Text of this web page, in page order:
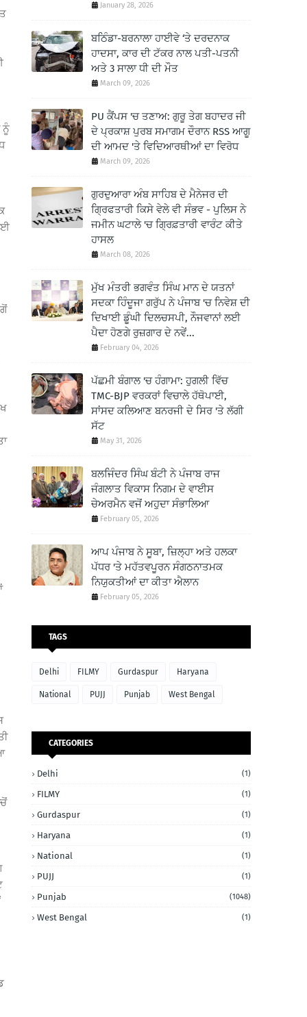
ਨੂੰ
January 28, 2026
ਬਠਿੰਡਾ-ਬਰਨਾਲਾ ਹਾਈਵੇ ‘ਤੇ ਦਰਦਨਾਕ
ਹਾਦਸਾ, ਕਾਰ ਦੀ ਟੱਕਰ ਨਾਲ ਪਤੀ-ਪਤਨੀ
ਅਤੇ 3 ਸਾਲਾ ਧੀ ਦੀ ਮੌਤ
March 09, 2026
PU ਕੈਂਪਸ 'ਚ ਤਣਾਅ: ਗੁਰੂ ਤੇਗ ਬਹਾਦਰ ਜੀ
ਦੇ ਪ੍ਰਕਾਸ਼ ਪੁਰਬ ਸਮਾਗਮ ਦੌਰਾਨ RSS ਆਗੂ
ਦੀ ਆਮਦ 'ਤੇ ਵਿਦਿਆਰਥੀਆਂ ਦਾ ਵਿਰੋਧ
March 09, 2026
ਗੁਰਦੁਆਰਾ ਅੰਬ ਸਾਹਿਬ ਦੇ ਮੈਨੇਜਰ ਦੀ
ਗ੍ਰਿਫਤਾਰੀ ਕਿਸੇ ਵੇਲੇ ਵੀ ਸੰਭਵ - ਪੁਲਿਸ ਨੇ
ਜਮੀਨ ਘਟਾਲੇ 'ਚ ਗ੍ਰਿਫ਼ਤਾਰੀ ਵਾਰੰਟ ਕੀਤੇ
ਹਾਸਲ
March 08, 2026
ਮੁੱਖ ਮੰਤਰੀ ਭਗਵੰਤ ਸਿੰਘ ਮਾਨ ਦੇ ਯਤਨਾਂ
ਸਦਕਾ ਹਿੰਦੂਜਾ ਗਰੁੱਪ ਨੇ ਪੰਜਾਬ 'ਚ ਨਿਵੇਸ਼ ਦੀ
ਦਿਖਾਈ ਡੂੰਘੀ ਦਿਲਚਸਪੀ, ਨੌਜਵਾਨਾਂ ਲਈ
ਪੈਦਾ ਹੋਣਗੇ ਰੁਜ਼ਗਾਰ ਦੇ ਨਵੇਂ...
February 04, 2026
ਪੱਛਮੀ ਬੰਗਾਲ 'ਚ ਹੰਗਾਮਾ: ਹੁਗਲੀ ਵਿੱਚ
TMC-BJP ਵਰਕਰਾਂ ਵਿਚਾਲੇ ਹੱਥੋਪਾਈ,
ਸਾਂਸਦ ਕਲਿਆਣ ਬਨਰਜੀ ਦੇ ਸਿਰ 'ਤੇ ਲੱਗੀ
ਸੱਟ
May 31, 2026
ਬਲਜਿੰਦਰ ਸਿੰਘ ਬੰਟੀ ਨੇ ਪੰਜਾਬ ਰਾਜ
ਜੰਗਲਾਤ ਵਿਕਾਸ ਨਿਗਮ ਦੇ ਵਾਈਸ
ਚੇਅਰਮੈਨ ਵਜੋਂ ਅਹੁਦਾ ਸੰਭਾਲਿਆ
February 05, 2026
ਆਪ ਪੰਜਾਬ ਨੇ ਸੂਬਾ, ਜ਼ਿਲ੍ਹਾ ਅਤੇ ਹਲਕਾ
ਪੱਧਰ 'ਤੇ ਮਹੱਤਵਪੂਰਨ ਸੰਗਠਨਾਤਮਕ
ਨਿਯੁਕਤੀਆਂ ਦਾ ਕੀਤਾ ਐਲਾਨ
February 05, 2026
TAGS
Delhi FILMY Gurdaspur Haryana
National PUJJ Punjab West Bengal
CATEGORIES
Delhi (1)
FILMY (1)
Gurdaspur (1)
Haryana (1)
National (1)
PUJJ (1)
Punjab (1048)
West Bengal (1)